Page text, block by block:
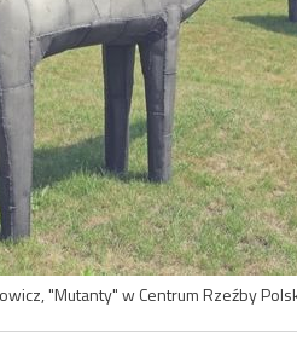
"Mutanty" w Centrum Rzeźby